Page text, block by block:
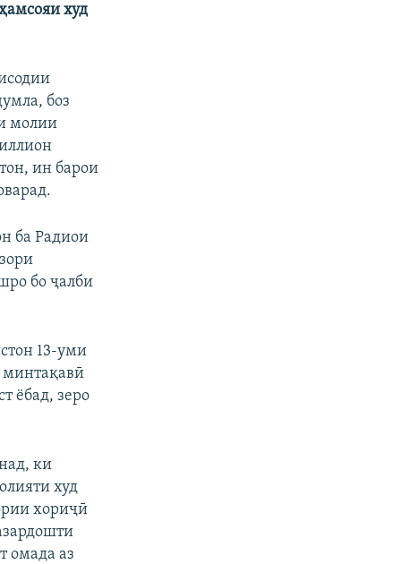
худ
боз
молии
ин барои
ба Радиои
бо ҷалби
13-уми
минтақавӣ
ёбад, зеро
ки
худ
хориҷӣ
омада аз